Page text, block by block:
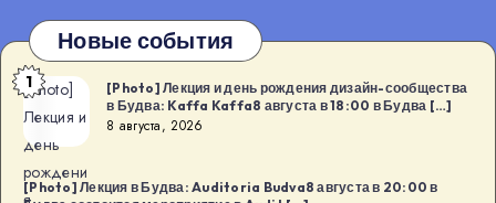
Новые события
[Photo]
Лекция и
день
рождени
1
[Photo] Лекция и день рождения дизайн-сообщества
в Будва: Kaffa Kaffa8 августа в 18:00 в Будва […]
8 августа, 2026
[Photo] Лекция в Будва: Auditoria Budva8 августа в 20:00 в